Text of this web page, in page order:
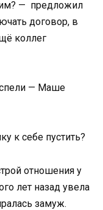
— предложил
договор, в
коллег
— Маше
к себе пустить?
отношения у
лет назад увела
замуж.